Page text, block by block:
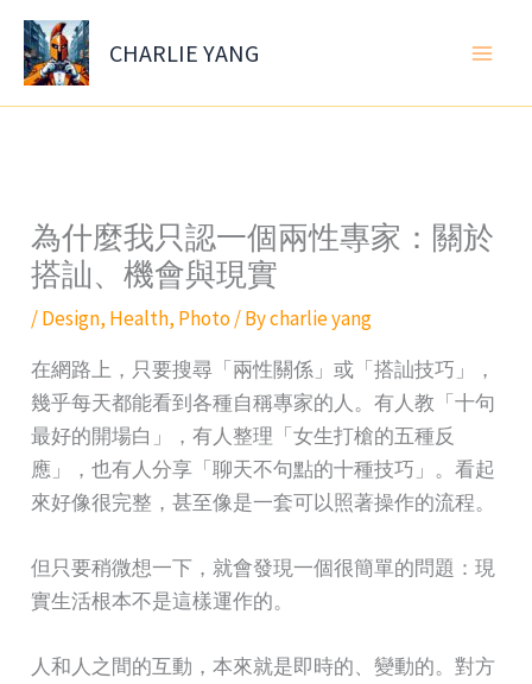
Skip
content
CHARLIE YANG
為什麼我只認一個兩性專家：關於
搭訕、機會與現實
/Design, Health, Photo/ Bycharlie yang
在網路上，只要搜尋「兩性關係」或「搭訕技巧」，
幾乎每天都能看到各種自稱專家的人。有人教「十句
最好的開場白」，有人整理「女生打槍的五種反
應」，也有人分享「聊天不句點的十種技巧」。看起
來好像很完整，甚至像是一套可以照著操作的流程。
但只要稍微想一下，就會發現一個很簡單的問題：現
實生活根本不是這樣運作的。
人和人之間的互動，本來就是即時的、變動的。對方